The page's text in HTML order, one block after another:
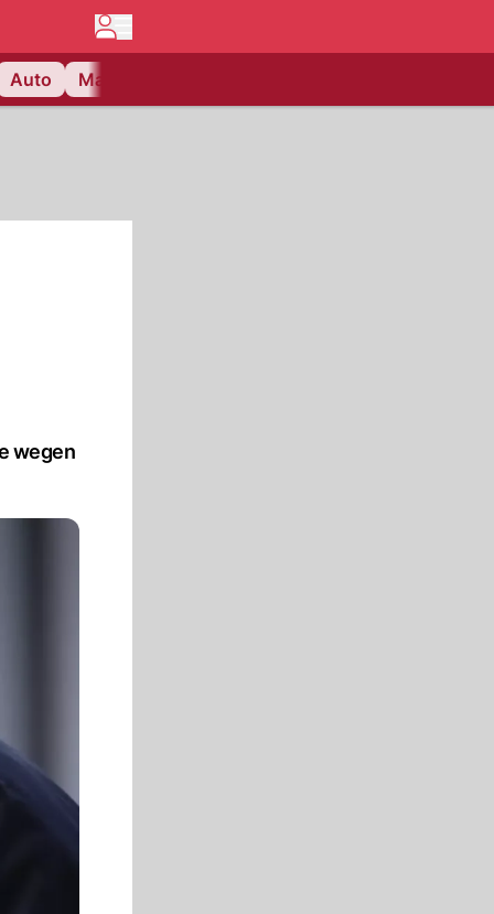
Auto Matchcenter
wegen